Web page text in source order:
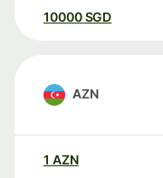
10000 SGD
AZN
1 AZN